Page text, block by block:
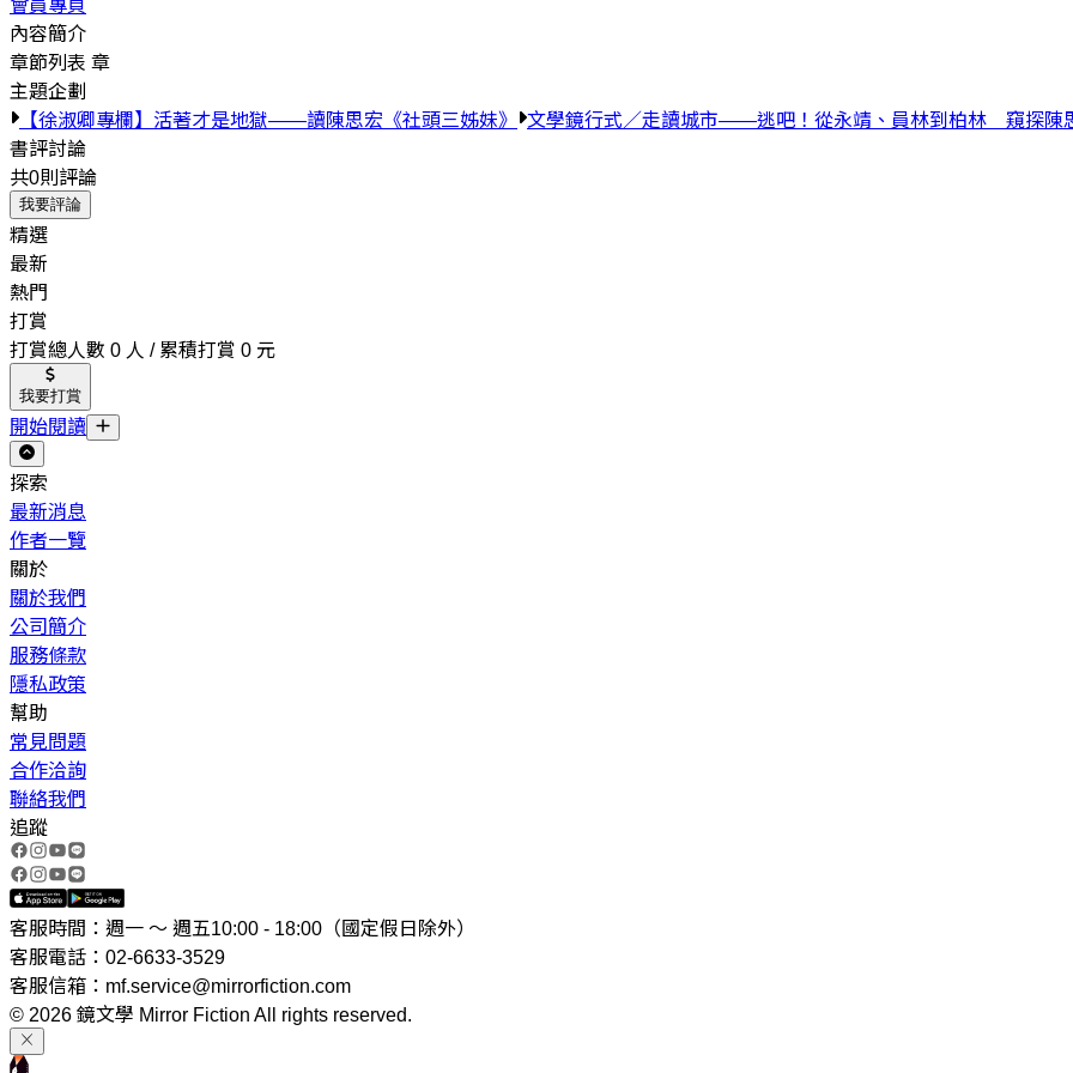
會員專頁
內容簡介
章節列表 章
主題企劃
【徐淑卿專欄】活著才是地獄——讀陳思宏《社頭三姊妹》
文學鏡行式／走讀城市——逃吧！從永靖、員林到柏林 窺探陳
書評討論
共0則評論
我要評論
精選
最新
熱門
打賞
打賞總人數 0 人 / 累積打賞 0 元
我要打賞
開始閱讀
探索
最新消息
作者一覽
關於
關於我們
公司簡介
服務條款
隱私政策
幫助
常見問題
合作洽詢
聯絡我們
追蹤
客服時間：週一 ～ 週五10:00 - 18:00（國定假日除外）
客服電話：02-6633-3529
客服信箱：mf.service@mirrorfiction.com
© 2026 鏡文學 Mirror Fiction All rights reserved.